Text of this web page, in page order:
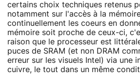
certains choix techniques retenus
notamment sur l'accès à la
continuellement les coeurs en
mémoire soit proche de ceux-ci,
raison que le processeur est
puces de SRAM (et non DRAM
erreur sur les visuels Intel) via une
cuivre, le tout dans un même